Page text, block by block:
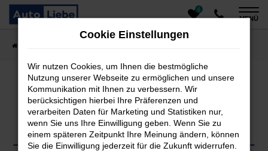
Zum
Hauptinhalt
0
MENÜ
Werkstatt Service
Cookie Einstellungen
Wir nutzen Cookies, um Ihnen die bestmögliche
Nutzung unserer Webseite zu ermöglichen und unsere
Kommunikation mit Ihnen zu verbessern. Wir
berücksichtigen hierbei Ihre Präferenzen und
verarbeiten Daten für Marketing und Statistiken nur,
wenn Sie uns Ihre Einwilligung geben. Wenn Sie zu
einem späteren Zeitpunkt Ihre Meinung ändern, können
Sie die Einwilligung jederzeit für die Zukunft widerrufen.